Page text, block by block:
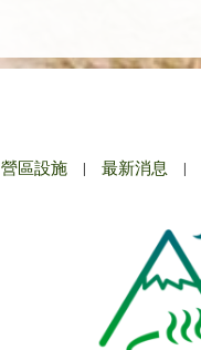
營區設施 | 最新消息 |